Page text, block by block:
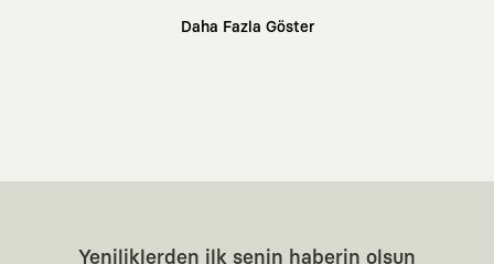
dolabının en değerli parçası olarak kalacak, hikayesini ve estetik
Yaratıcı Bir Topluluk
KAFT, keşfetmeyi sevenlerin, sanata tutkuyla bağlı
Daha Fazla Göster
Yeniliklerden ilk senin haberin olsun